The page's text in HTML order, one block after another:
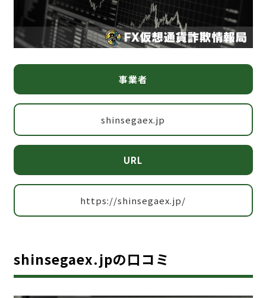
事業者
shinsegaex.jp
URL
https://shinsegaex.jp/
shinsegaex.jpの口コミ